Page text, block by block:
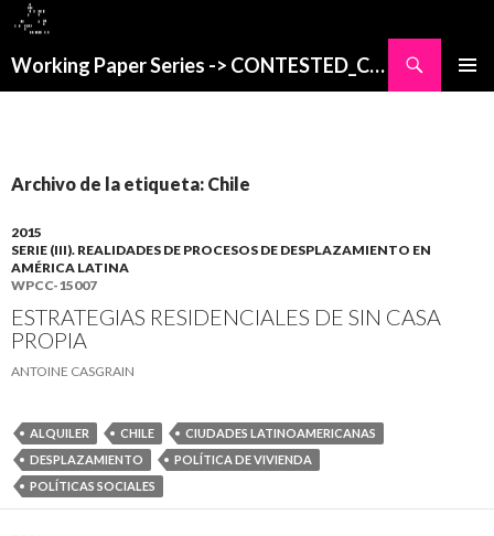
Working Paper Series -> CONTESTED_CITIES
Archivo de la etiqueta: Chile
2015
SERIE (III). REALIDADES DE PROCESOS DE DESPLAZAMIENTO EN
AMÉRICA LATINA
WPCC-15007
ESTRATEGIAS RESIDENCIALES DE SIN CASA
PROPIA
ANTOINE CASGRAIN
ALQUILER CHILE
CIUDADES LATINOAMERICANAS
DESPLAZAMIENTO
POLÍTICA DE VIVIENDA
POLÍTICAS SOCIALES